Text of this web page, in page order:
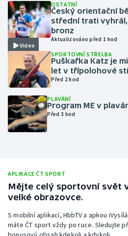
Lyže a snowboard
Moderní pětiboj
Motorsport
Olympijské hry
Parasport
Plavání
Ragby
Rychlobruslení
Rychlostní kanoistika
Video
OSTATNÍ
Český orientační
střední trati
bronz
Aktualizováno před 1 hod
SPORTOVNÍ STŘELBA
Puškařka Katz je
let v třípolohové
Před 2 hod
PLAVÁNÍ
Program ME v
Před 3 hod
APLIKACE ČT SPORT
Mějte celý sportovní svět
velké obrazovce.
S mobilní aplikací, HbbTV a apkou
máte ČT sport vždy po ruce. Sledujte